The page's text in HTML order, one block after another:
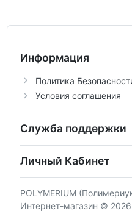
Информация
Политика
Условия соглашения
Служба поддержки
Личный Кабинет
POLYMERIUM
Интернет-магазин ©